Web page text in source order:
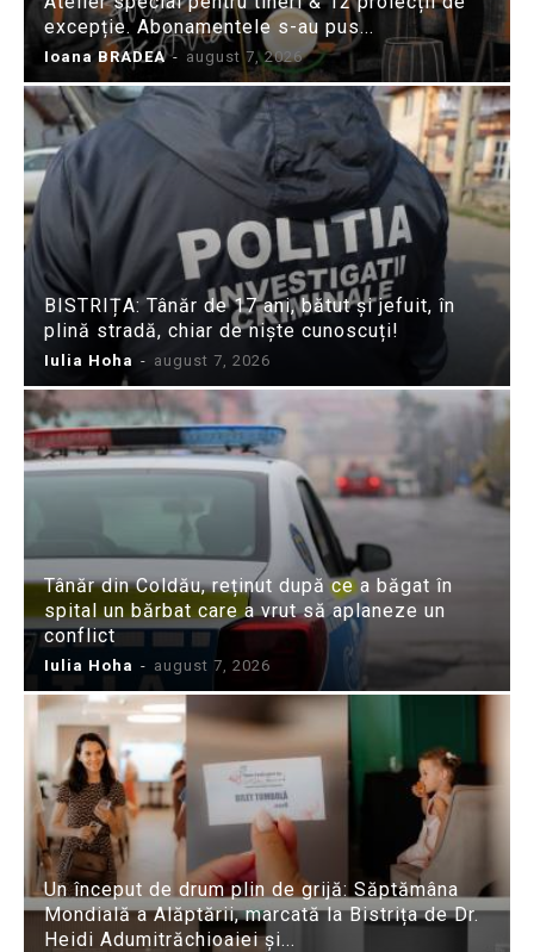
excepție. Abonamentele s-au pus...
Ioana BRADEA - august 7, 2026
BISTRIȚA: Tânăr de 17 ani, bătut și jefuit, în
plină stradă, chiar de niște cunoscuți!
Iulia Hoha - august 7, 2026
Tânăr din Coldău, reținut după ce a băgat în
spital un bărbat care a vrut să aplaneze un
conflict
Iulia Hoha - august 7, 2026
Un început de drum plin de grijă: Săptămâna
Mondială a Alăptării, marcată la Bistrița de Dr.
Heidi Adumitrăchioaiei și...